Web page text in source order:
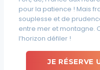
pour la patience ! Mais
souplesse et de
entre mer et montagne.
l’horizon défiler !
JE RÉSERVE